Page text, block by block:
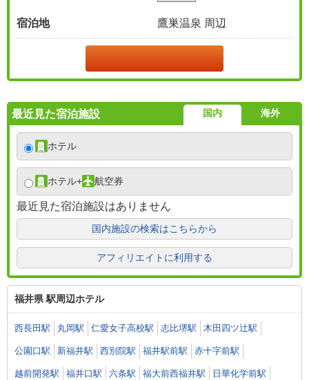
宿泊地 鷹巣温泉 周辺
最近見た宿泊施設 国内 海外
ホテル
ホテル+ 航空券
最近見た宿泊施設はありません
国内施設の検索はこちらから
アフィリエイトに利用する
福井県 駅周辺ホテル
西長田駅 丸岡駅 仁愛女子高校駅 志比堺駅 木田四ツ辻駅
公園口駅 新福井駅 西別院駅 福井駅前駅 赤十字前駅
越前開発駅 福井口駅 六条駅 福大前西福井駅 日華化学前駅